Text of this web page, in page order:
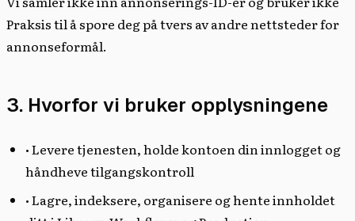
Praksis til å spore deg på tvers av andre nettsteder for
annonseformål.
3. Hvorfor vi bruker opplysningene
• Levere tjenesten, holde kontoen din innlogget og
håndheve tilgangskontroll
• Lagre, indeksere, organisere og hente innholdet